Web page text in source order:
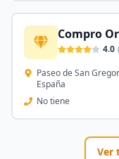
Compro
4.0 (
Paseo de San
España
No tiene
Ver